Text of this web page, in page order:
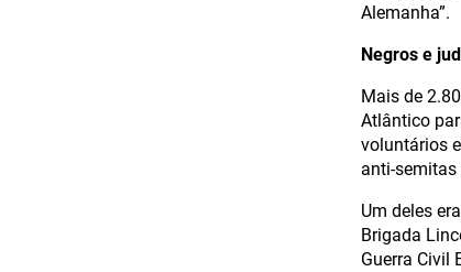
Alemanha”.
Negros e
Mais de
Atlântico
voluntários
anti-semitas
Um deles
Brigada
Guerra Civil